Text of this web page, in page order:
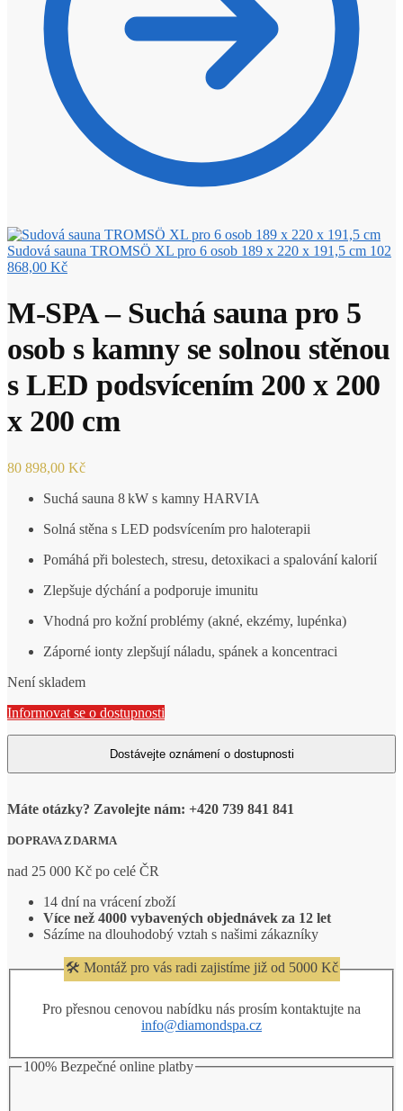
Sudová sauna TROMSÖ XL pro 6 osob 189 x 220 x 191,5 cm 102
868,00 Kč
M-SPA – Suchá sauna pro 5
osob s kamny se solnou stěnou
s LED podsvícením 200 x 200
x 200 cm
80 898,00 Kč
Suchá sauna 8 kW s kamny HARVIA
Solná stěna s LED podsvícením pro haloterapii
Pomáhá při bolestech, stresu, detoxikaci a spalování kalorií
Zlepšuje dýchání a podporuje imunitu
Vhodná pro kožní problémy (akné, ekzémy, lupénka)
Záporné ionty zlepšují náladu, spánek a koncentraci
Není skladem
Informovat se o dostupnosti
Máte otázky? Zavolejte nám: +420 739 841 841
DOPRAVA ZDARMA
nad 25 000 Kč po celé ČR
14 dní na vrácení zboží
Více než 4000 vybavených objednávek za 12 let
Sázíme na dlouhodobý vztah s našimi zákazníky
🛠️ Montáž pro vás radi zajistíme již od 5000 Kč
Pro přesnou cenovou nabídku nás prosím kontaktujte na
info@diamondspa.cz
100% Bezpečné online platby